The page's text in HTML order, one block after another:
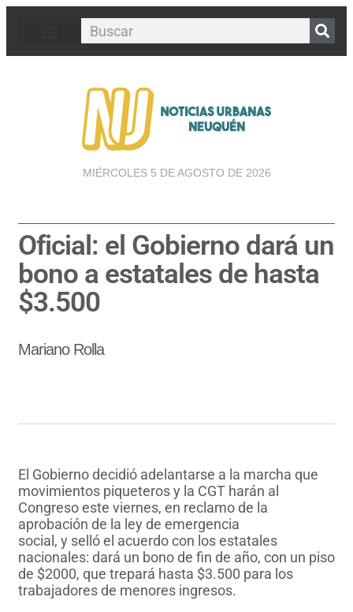
MIÉRCOLES 5 DE AGOSTO DE 2026
Oficial: el Gobierno dará un
bono a estatales de hasta
$3.500
Mariano Rolla
El Gobierno decidió adelantarse a la marcha que
movimientos piqueteros y la CGT harán al
Congreso este viernes, en reclamo de la
aprobación de la ley de emergencia
social, y selló el acuerdo con los estatales
nacionales: dará un bono de fin de año, con un piso
de $2000, que trepará hasta $3.500 para los
trabajadores de menores ingresos.